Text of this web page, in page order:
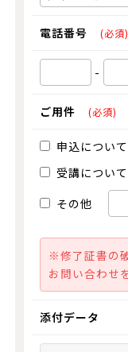
電話番号 (必須)
-
ご用件 (必須)
申込について
受講について
その他
※修了証書の
お問い合わせ
添付データ